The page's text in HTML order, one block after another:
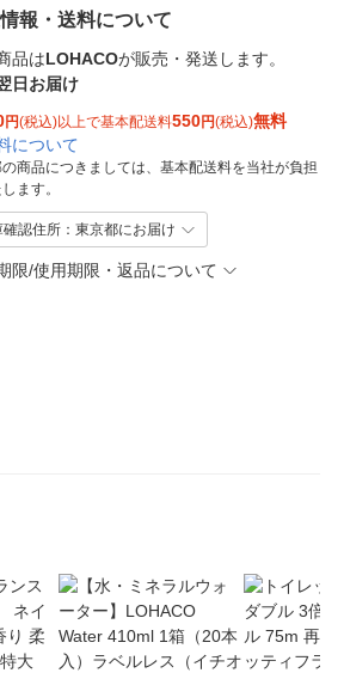
報・送料について
品はLOHACOが販売・発送します。
日お届け
円(税込)以上で基本配送料550円(税込)無料
について
商品につきましては、基本配送料を当社が負担
ます。
確認住所：東京都にお届け
限/使用期限・返品について